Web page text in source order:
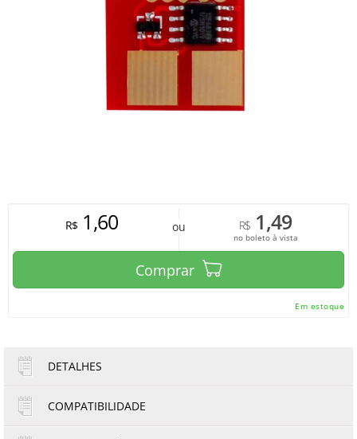
R$1,60 ou R$ 1,49
no boleto à vista
Comprar
Em estoque
DETALHES
COMPATIBILIDADE